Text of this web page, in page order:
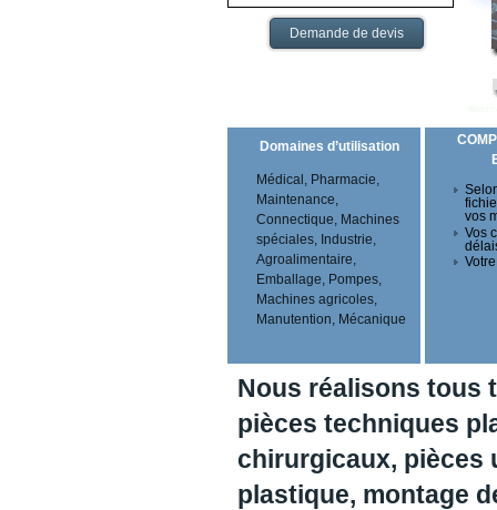
Demande de devis
Domaines d’utilisation
Médical, Pharmacie,
Maintenance,
Connectique, Machines
spéciales, Industrie,
Agroalimentaire,
Emballage, Pompes,
Machines agricoles,
Manutention, Mécanique
vos
Vos
Nous réalisons tous
pièces techniques
chirurgicaux, pièces
plastique, montage